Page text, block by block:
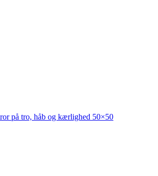
på tro, håb og kærlighed 50×50